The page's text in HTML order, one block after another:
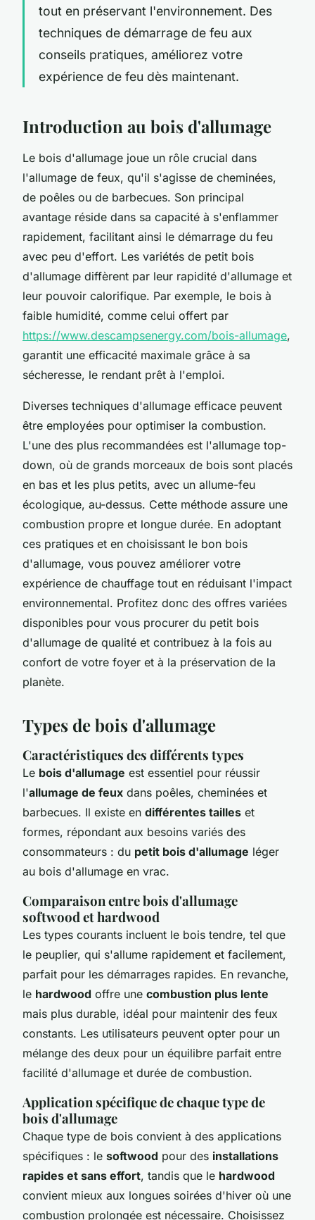
tout en préservant l'environnement. Des
techniques de démarrage de feu aux
conseils pratiques, améliorez votre
expérience de feu dès maintenant.
Introduction au bois d'allumage
Le bois d'allumage joue un rôle crucial dans
l'allumage de feux, qu'il s'agisse de cheminées,
de poêles ou de barbecues. Son principal
avantage réside dans sa capacité à s'enflammer
rapidement, facilitant ainsi le démarrage du feu
avec peu d'effort. Les variétés de petit bois
d'allumage diffèrent par leur rapidité d'allumage et
leur pouvoir calorifique. Par exemple, le bois à
faible humidité, comme celui offert par
https://www.descampsenergy.com/bois-allumage,
garantit une efficacité maximale grâce à sa
sécheresse, le rendant prêt à l'emploi.
Diverses techniques d'allumage efficace peuvent
être employées pour optimiser la combustion.
L'une des plus recommandées est l'allumage top-
down, où de grands morceaux de bois sont placés
en bas et les plus petits, avec un allume-feu
écologique, au-dessus. Cette méthode assure une
combustion propre et longue durée. En adoptant
ces pratiques et en choisissant le bon bois
d'allumage, vous pouvez améliorer votre
expérience de chauffage tout en réduisant l'impact
environnemental. Profitez donc des offres variées
disponibles pour vous procurer du petit bois
d'allumage de qualité et contribuez à la fois au
confort de votre foyer et à la préservation de la
planète.
Types de bois d'allumage
Caractéristiques des différents types
Le bois d'allumage est essentiel pour réussir
l'allumage de feux dans poêles, cheminées et
barbecues. Il existe en différentes tailles et
formes, répondant aux besoins variés des
consommateurs : du petit bois d'allumage léger
au bois d'allumage en vrac.
Comparaison entre bois d'allumage
softwood et hardwood
Les types courants incluent le bois tendre, tel que
le peuplier, qui s'allume rapidement et facilement,
parfait pour les démarrages rapides. En revanche,
le hardwood offre une combustion plus lente
mais plus durable, idéal pour maintenir des feux
constants. Les utilisateurs peuvent opter pour un
mélange des deux pour un équilibre parfait entre
facilité d'allumage et durée de combustion.
Application spécifique de chaque type de
bois d'allumage
Chaque type de bois convient à des applications
spécifiques : le softwood pour des installations
rapides et sans effort, tandis que le hardwood
convient mieux aux longues soirées d'hiver où une
combustion prolongée est nécessaire. Choisissez